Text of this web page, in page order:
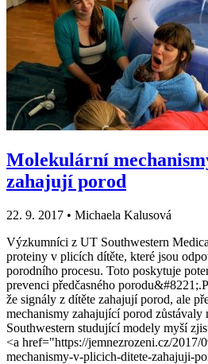
Molekulární
zahajují porod
22. 9. 2017 • Michaela Kalusová
Výzkumníci z UT Southwestern
proteiny v plicích dítěte, které jsou
porodního procesu. Toto poskytuje
prevenci předčasného
že signály z dítěte zahajují porod, ale
mechanismy zahajující porod
Southwestern studující modely myší
<a href="https://jemnezrozeni.cz/2017/
mechanismy-v-plicich-ditete-zahajuji-